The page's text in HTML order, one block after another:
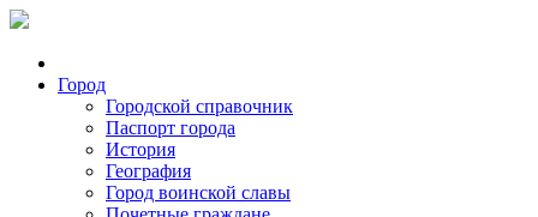
Город
Городской справочник
Паспорт города
История
География
Город воинской славы